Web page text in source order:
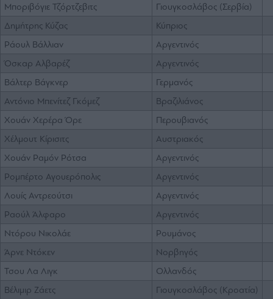
Μποριβόγιε Τζόρτζεβιτς
Γιουγκοσλάβος (Σερβία)
Δημήτρης Κύζας
Κύπριος
Ράουλ Βάλλιαν
Αργεντινός
Όσκαρ Αλβαρέζ
Αργεντινός
Βάλτερ Βάγκνερ
Γερμανός
Αντόνιο Μπενίτεζ Γκόμεζ
Βραζιλιάνος
Χουάν Χερέρα Όρε
Περουβιανός
Χέλμουτ Κίρισιτς
Αυστριακός
Χουάν Ραμόν Ρότσα
Αργεντινός
Ρομπέρτο Αγουερόπολις
Αργεντινός
Λουίς Αντρεούτσι
Αργεντινός
Ραούλ Άλφαρο
Αργεντινός
Ντόρου Νικολάε
Ρουμάνος
Άρνε Ντόκεν
Νορβηγός
Τσου Λα Λιγκ
Ολλανδός
Βέλιμιρ Ζάετς
Γιουγκοσλάβος (Κροατία)